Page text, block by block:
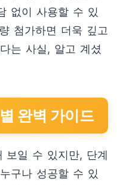
없이 사용할 수 있
첨가하면 더욱 깊고
는 사실, 알고 계셨
완벽 가이드
보일 수 있지만, 단계
구나 성공할 수 있